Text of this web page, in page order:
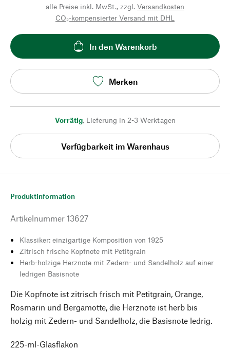
alle Preise inkl. MwSt., zzgl. Versandkosten
CO₂-kompensierter Versand mit DHL
In den Warenkorb
Merken
Vorrätig, Lieferung in 2-3 Werktagen
Verfügbarkeit im Warenhaus
Produktinformation
Artikelnummer 13627
Klassiker: einzigartige Komposition von 1925
Zitrisch frische Kopfnote mit Petitgrain
Herb-holzige Herznote mit Zedern- und Sandelholz auf einer
ledrigen Basisnote
Die Kopfnote ist zitrisch frisch mit Petitgrain, Orange,
Rosmarin und Bergamotte, die Herznote ist herb bis
holzig mit Zedern- und Sandelholz, die Basisnote ledrig.
225-ml-Glasflakon